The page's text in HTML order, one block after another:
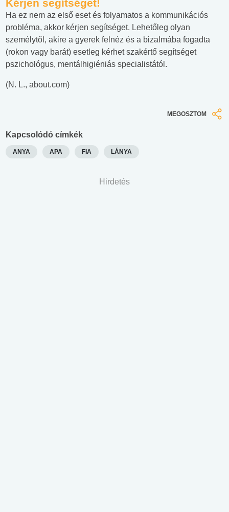
Kérjen segítséget!
Ha ez nem az első eset és folyamatos a kommunikációs
probléma, akkor kérjen segítséget. Lehetőleg olyan
személytől, akire a gyerek felnéz és a bizalmába fogadta
(rokon vagy barát) esetleg kérhet szakértő segítséget
pszichológus, mentálhigiéniás specialistától.
(N. L., about.com)
MEGOSZTOM
Kapcsolódó címkék
ANYA APA FIA LÁNYA
Hirdetés